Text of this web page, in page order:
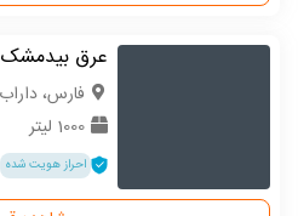
عرق بیدمشک
فارس، داراب
1000 لیتر
احراز هویت شده